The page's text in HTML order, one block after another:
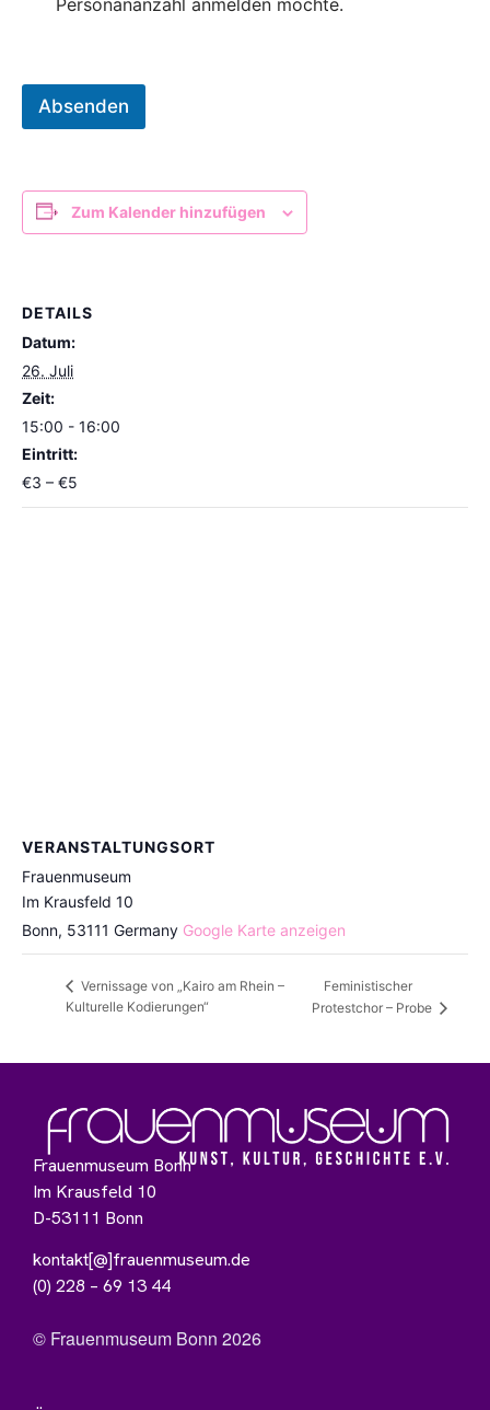
Absenden
Zum Kalender hinzufügen
DETAILS
Datum:
26. Juli
Zeit:
15:00 - 16:00
Eintritt:
€3 – €5
VERANSTALTUNGSORT
Frauenmuseum
Im Krausfeld 10
Bonn, 53111 Germany Google Karte anzeigen
Vernissage von „Kairo am Rhein –
Kulturelle Kodierungen“
Feministischer
Protestchor – Probe
Frauenmuseum Bonn
Im Krausfeld 10
D-53111 Bonn
kontakt[@]frauenmuseum.de
(0) 228 – 69 13 44
© Frauenmuseum Bonn 2026